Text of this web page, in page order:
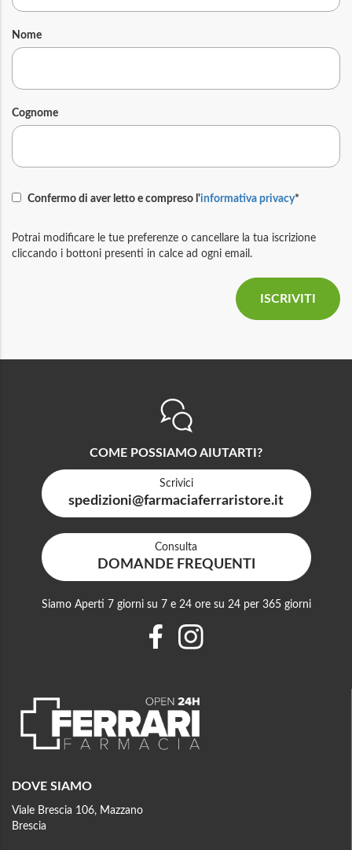
Nome
Cognome
Confermo di aver letto e compreso l'informativa privacy*
Potrai modificare le tue preferenze o cancellare la tua iscrizione
cliccando i bottoni presenti in calce ad ogni email.
DOVE SIAMO
Viale Brescia 106, Mazzano
Brescia
COME POSSIAMO AIUTARTI?
Scrivici
spedizioni@farmaciaferraristore.it
Consulta
DOMANDE FREQUENTI
Siamo Aperti 7 giorni su 7 e 24 ore su 24 per 365 giorni